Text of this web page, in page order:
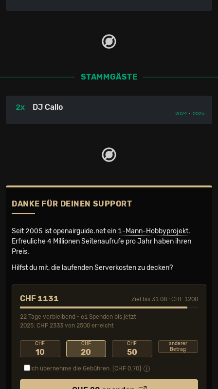
STAMMGÄSTE
2x DJ Callo
2024 • 2025
DANKE FÜR DEINEN SUPPORT
Seit 2005 ist openairguide.net ein 1-Mann-Hobbyprojekt.
Erfreuliche 4 Millionen Seiten­aufrufe pro Jahr haben ihren
Preis.
Hilfst du mit, die laufenden Serverkosten zu decken?
CHF 1131 Ziel bis 31.08.: CHF 1200
22 Tage verbleibend • 61 Spenden bis jetzt
2025: CHF 2333 von 2500 erreicht
CHF
10
CHF
20
CHF
50
anderer
Betrag
Ich übernehme die Gebühren. [CHF 0.70